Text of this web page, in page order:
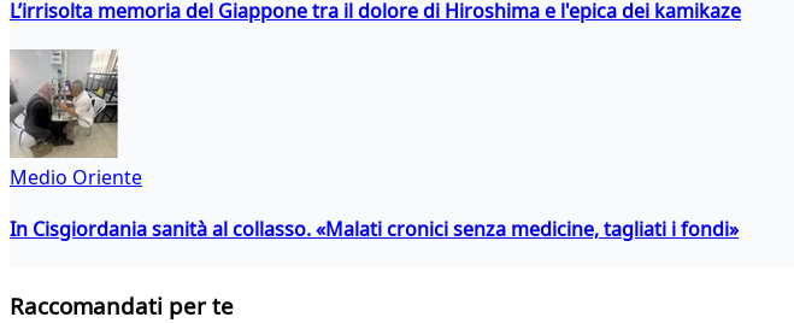
L’irrisolta memoria del Giappone tra il dolore di Hiroshima e l'epica dei kamikaze
Medio Oriente
In Cisgiordania sanità al collasso. «Malati cronici senza medicine, tagliati i fondi»
Raccomandati per te